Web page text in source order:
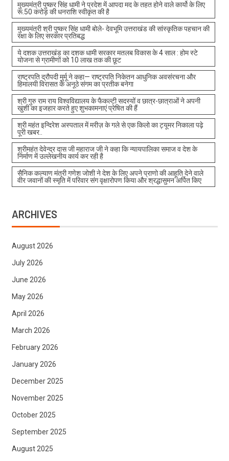
मुख्यमंत्री पुष्कर सिंह धामी ने प्रदेश में आपदा मद के तहत होने वाले कार्यो के लिए
रू.50 करोड़ की धनराशि स्वीकृत की है
मुख्यमंत्री श्री पुष्कर सिंह धामी बोले- देवभूमि उत्तराखंड की सांस्कृतिक पहचान की
रक्षा के लिए सरकार प्रतिबद्ध
ये दशक उत्तराखंड का दशक धामी सरकार मतलब विकास के 4 साल : होम स्टे
योजना से ग्रामीणों को 10 लाख तक की छूट
राष्ट्रपति द्रौपदी मुर्मू ने कहा— राष्ट्रपति निकेतन आधुनिक अवसंरचना और
हिमालयी विरासत के अनूठे संगम का प्रतीक बनेगा
श्री गुरु राम राय विश्वविद्यालय के फैकल्टी सदस्यों व छात्र-छात्राओं ने अपनी
खुशी का इजहार करते हुए शुभकामनाएं प्रेषित की हैं
श्री महंत इन्दिरेश अस्पताल में मरीज़ के गले से एक किलो का ट्यूमर निकाला पढ़े
पूरी खबर..
श्रीमहंत देवेन्द्र दास जी महाराज जी ने कहा कि न्यायपालिका समाज व देश के
निर्माण में उल्लेखनीय कार्य कर रही है
सैनिक कल्याण मंत्री गणेश जोशी ने देश के लिए अपने प्राणो की आहूति देने वाले
वीर जवानों की स्मृति में परिवार संग वृक्षारोपण किया और श्रद्धासुमन अर्पित किए
ARCHIVES
August 2026
July 2026
June 2026
May 2026
April 2026
March 2026
February 2026
January 2026
December 2025
November 2025
October 2025
September 2025
August 2025